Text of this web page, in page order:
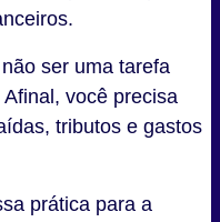
ser uma tarefa
você precisa
tributos e gastos
prática para a